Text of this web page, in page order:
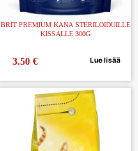
BRIT PREMIUM KANA STERILOIDUILLE
KISSALLE 300G
3.50€ Lue lisää